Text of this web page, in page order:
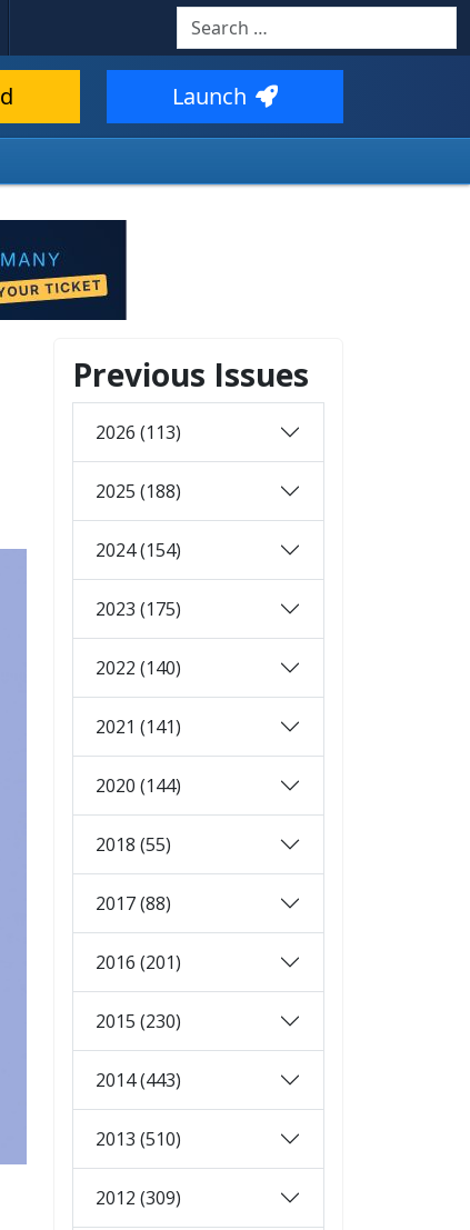
Search
Launch
Previous Issues
2026 (113)
2025 (188)
2024 (154)
2023 (175)
2022 (140)
2021 (141)
2020 (144)
2018 (55)
2017 (88)
2016 (201)
2015 (230)
2014 (443)
2013 (510)
2012 (309)